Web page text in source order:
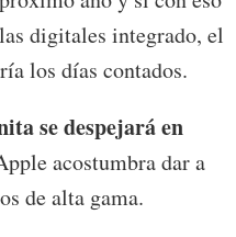
digitales integrado, el
los días contados.
se despejará en
acostumbra dar a
de alta gama.